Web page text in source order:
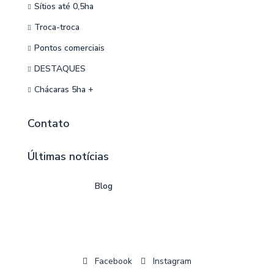
Sítios até 0,5ha
Troca-troca
Pontos comerciais
DESTAQUES
Chácaras 5ha +
Contato
Últimas notícias
Blog
Facebook Instagram